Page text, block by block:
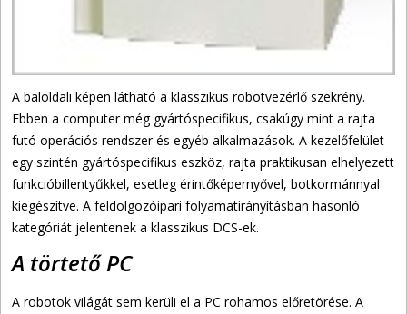
A baloldali képen látható a klasszikus robotvezérlő szekrény.
Ebben a computer még gyártóspecifikus, csakúgy mint a rajta
futó operációs rendszer és egyéb alkalmazások. A kezelőfelület
egy szintén gyártóspecifikus eszköz, rajta praktikusan elhelyezett
funkcióbillentyűkkel, esetleg érintőképernyővel, botkormánnyal
kiegészítve. A feldolgozóipari folyamatirányításban hasonló
kategóriát jelentenek a klasszikus DCS-ek.
A törtető PC
A robotok világát sem kerüli el a PC rohamos előretörése. A